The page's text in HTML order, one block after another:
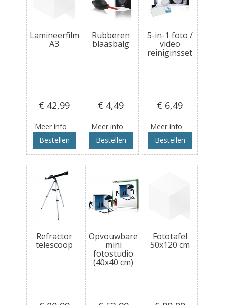
Lamineerfilm
A3
€ 42,99
Meer info
Bestellen
Rubberen
blaasbalg
€ 4,49
Meer info
Bestellen
5-in-1 foto /
video
reiniginsset
€ 6,49
Meer info
Bestellen
Refractor
telescoop
Opvouwbare
mini
fotostudio
(40x40 cm)
Fototafel
50x120 cm